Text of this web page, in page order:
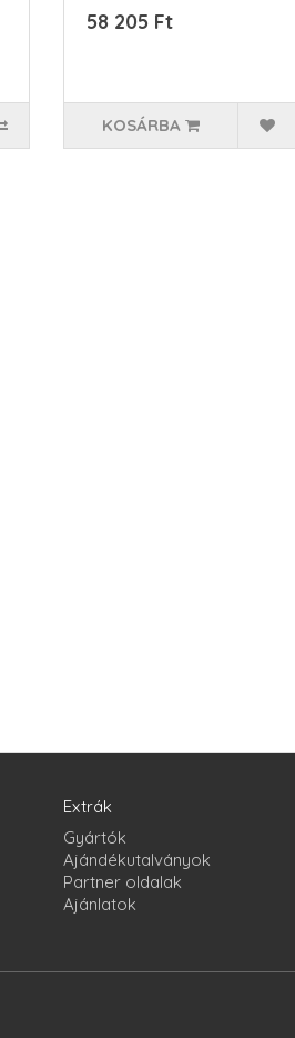
58 205 Ft
KOSÁRBA
Extrák
Gyártók
Ajándékutalványok
Partner oldalak
Ajánlatok